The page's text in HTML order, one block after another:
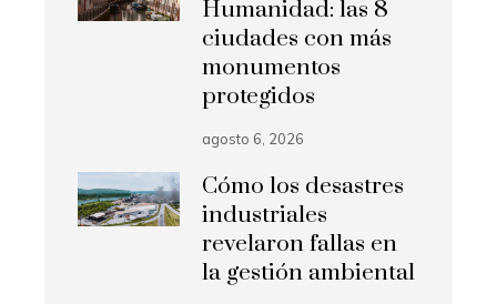
Humanidad: las 8
ciudades con más
monumentos
protegidos
agosto 6, 2026
Cómo los desastres
industriales
revelaron fallas en
la gestión ambiental